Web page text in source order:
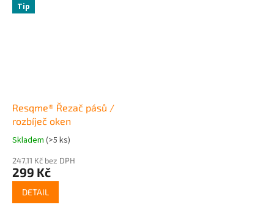
Tip
Resqme® Řezač pásů /
rozbíječ oken
Průměrné
produktu
je
Skladem (>5 ks)
247,11 Kč bez DPH
299 Kč
DETAIL